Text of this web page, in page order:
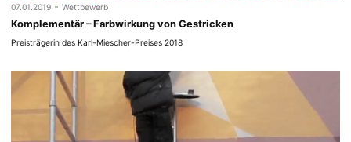
07.01.2019 - Wettbewerb
Komplementär – Farbwirkung von Gestricken
Preisträgerin des Karl-Miescher-Preises 2018